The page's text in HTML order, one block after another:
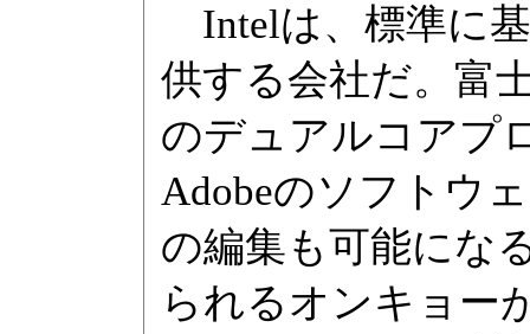
Intelは、標準に
供する会社だ。富
のデュアルコアプ
Adobeのソフトウ
の編集も可能にな
られるオンキョー